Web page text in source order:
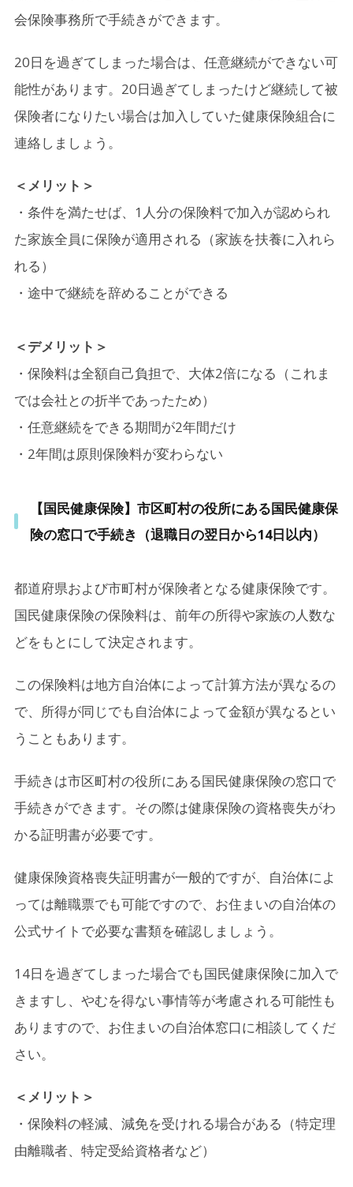
会保険事務所で手続きができます。
20日を過ぎてしまった場合は、任意継続ができない可
能性があります。20日過ぎてしまったけど継続して被
保険者になりたい場合は加入していた健康保険組合に
連絡しましょう。
＜メリット＞
・条件を満たせば、1人分の保険料で加入が認められ
た家族全員に保険が適用される（家族を扶養に入れら
れる）
・途中で継続を辞めることができる
＜デメリット＞
・保険料は全額自己負担で、大体2倍になる（これま
では会社との折半であったため）
・任意継続をできる期間が2年間だけ
・2年間は原則保険料が変わらない
【国民健康保険】市区町村の役所にある国民健康保
険の窓口で手続き（退職日の翌日から14日以内）
都道府県および市町村が保険者となる健康保険です。
国民健康保険の保険料は、前年の所得や家族の人数な
どをもとにして決定されます。
この保険料は地方自治体によって計算方法が異なるの
で、所得が同じでも自治体によって金額が異なるとい
うこともあります。
手続きは市区町村の役所にある国民健康保険の窓口で
手続きができます。その際は健康保険の資格喪失がわ
かる証明書が必要です。
健康保険資格喪失証明書が一般的ですが、自治体によ
っては離職票でも可能ですので、お住まいの自治体の
公式サイトで必要な書類を確認しましょう。
14日を過ぎてしまった場合でも国民健康保険に加入で
きますし、やむを得ない事情等が考慮される可能性も
ありますので、お住まいの自治体窓口に相談してくだ
さい。
＜メリット＞
・保険料の軽減、減免を受けれる場合がある（特定理
由離職者、特定受給資格者など）